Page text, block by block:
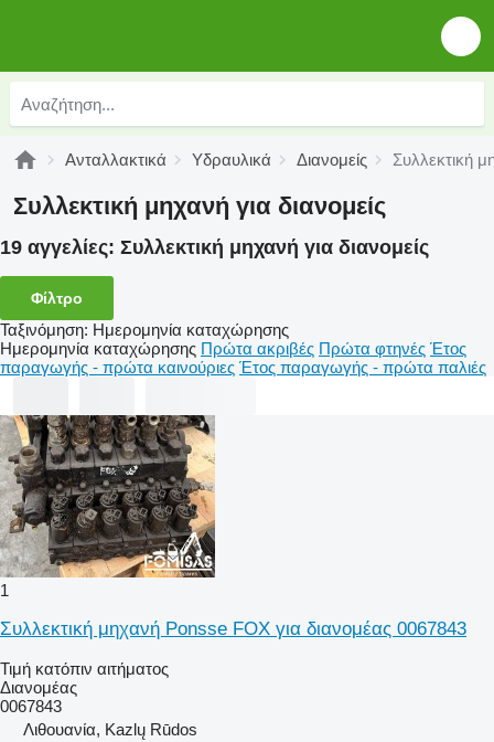
Ανταλλακτικά Υδραυλικά Διανομείς Συλλεκτική
Συλλεκτική μηχανή για διανομείς
19 αγγελίες: Συλλεκτική μηχανή για διανομείς
Φίλτρο
Ταξινόμηση: Ημερομηνία καταχώρησης
Ημερομηνία καταχώρησης Πρώτα ακριβές Πρώτα φτηνές Έτος
παραγωγής - πρώτα καινούριες Έτος παραγωγής - πρώτα παλιές
1
Συλλεκτική μηχανή Ponsse FOX για διανομέας 0067843
Τιμή κατόπιν αιτήματος
Διανομέας
0067843
Λιθουανία, Kazlų Rūdos